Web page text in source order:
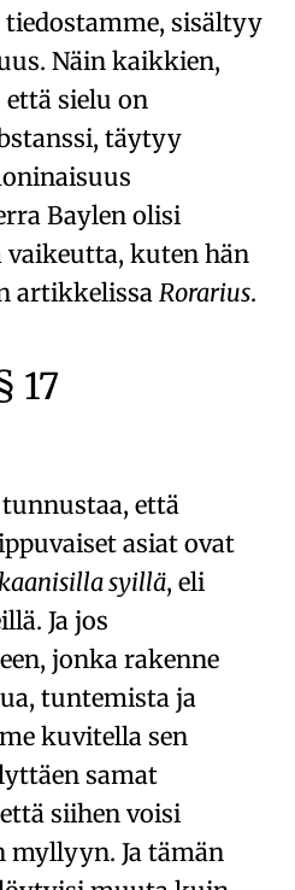
sisältyy
Näin kaikkien,
sielu on
, täytyy
Baylen olisi
kuten hän
artikkelissa Rorarius.
17
että
asiat ovat
syillä, eli
Ja jos
jonka rakenne
tuntemista ja
kuvitella sen
samat
siihen voisi
myllyyn. Ja tämän